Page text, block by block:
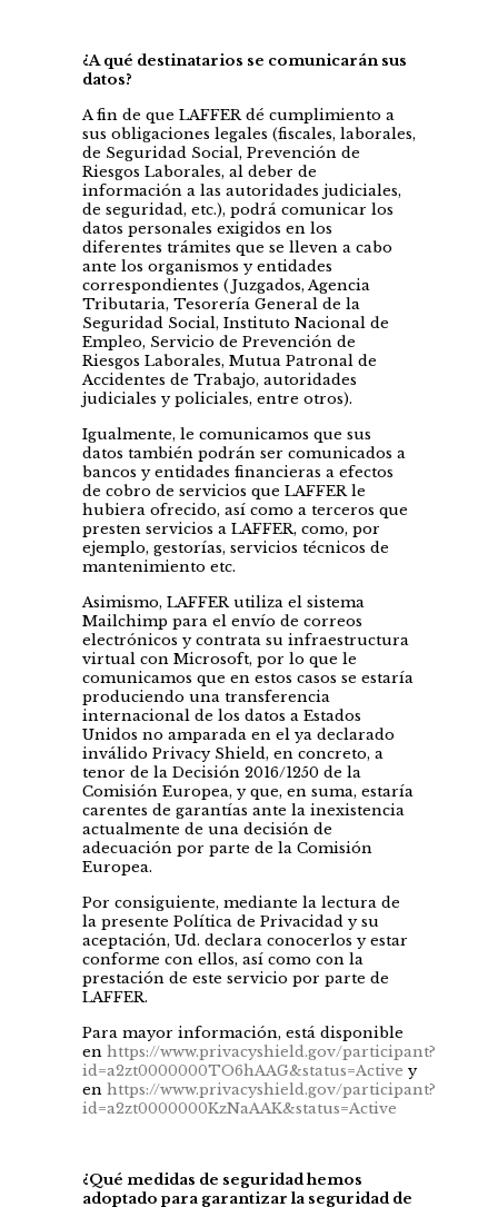
¿A qué destinatarios se comunicarán sus
datos?
A fin de que LAFFER dé cumplimiento a
sus obligaciones legales (fiscales, laborales,
de Seguridad Social, Prevención de
Riesgos Laborales, al deber de
información a las autoridades judiciales,
de seguridad, etc.), podrá comunicar los
datos personales exigidos en los
diferentes trámites que se lleven a cabo
ante los organismos y entidades
correspondientes (Juzgados, Agencia
Tributaria, Tesorería General de la
Seguridad Social, Instituto Nacional de
Empleo, Servicio de Prevención de
Riesgos Laborales, Mutua Patronal de
Accidentes de Trabajo, autoridades
judiciales y policiales, entre otros).
Igualmente, le comunicamos que sus
datos también podrán ser comunicados a
bancos y entidades financieras a efectos
de cobro de servicios que LAFFER le
hubiera ofrecido, así como a terceros que
presten servicios a LAFFER, como, por
ejemplo, gestorías, servicios técnicos de
mantenimiento etc.
Asimismo, LAFFER utiliza el sistema
Mailchimp para el envío de correos
electrónicos y contrata su infraestructura
virtual con Microsoft, por lo que le
comunicamos que en estos casos se estaría
produciendo una transferencia
internacional de los datos a Estados
Unidos no amparada en el ya declarado
inválido Privacy Shield, en concreto, a
tenor de la Decisión 2016/1250 de la
Comisión Europea, y que, en suma, estaría
carentes de garantías ante la inexistencia
actualmente de una decisión de
adecuación por parte de la Comisión
Europea.
Por consiguiente, mediante la lectura de
la presente Política de Privacidad y su
aceptación, Ud. declara conocerlos y estar
conforme con ellos, así como con la
prestación de este servicio por parte de
LAFFER.
Para mayor información, está disponible
en https://www.privacyshield.gov/participant?
id=a2zt0000000TO6hAAG&status=Active y
en https://www.privacyshield.gov/participant?
id=a2zt0000000KzNaAAK&status=Active
¿Qué medidas de seguridad hemos
adoptado para garantizar la seguridad de